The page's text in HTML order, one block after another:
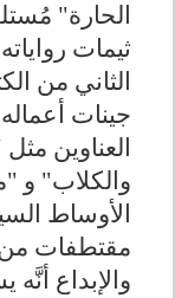
الحارة"
ثيمات
الثاني من
جينات
العناوين
والكلاب" و
الأوساط
مقتطفات
والإبداع أنَّه